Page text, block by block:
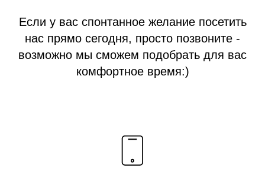
Если у вас спонтанное желание посетить
нас прямо сегодня, просто позвоните -
возможно мы сможем подобрать для вас
комфортное время:)